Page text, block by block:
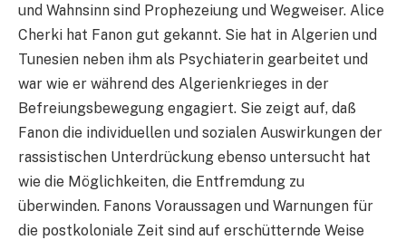
und Wahnsinn sind Prophezeiung und Wegweiser. Alice
Cherki hat Fanon gut gekannt. Sie hat in Algerien und
Tunesien neben ihm als Psychiaterin gearbeitet und
war wie er während des Algerienkrieges in der
Befreiungsbewegung engagiert. Sie zeigt auf, daß
Fanon die individuellen und sozialen Auswirkungen der
rassistischen Unterdrückung ebenso untersucht hat
wie die Möglichkeiten, die Entfremdung zu
überwinden. Fanons Voraussagen und Warnungen für
die postkoloniale Zeit sind auf erschütternde Weise